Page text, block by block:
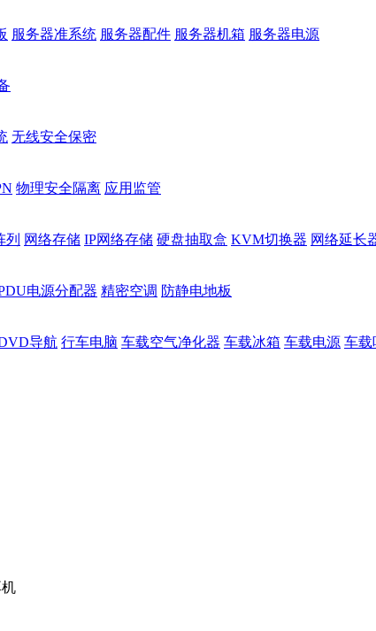
服务器准系统 服务器配件 服务器机箱 服务器电源
无线安全保密
物理安全隔离 应用监管
列 网络存储 IP网络存储 硬盘抽取盒 KVM切换器 网络延长
电源分配器 精密空调 防静电地板
导航 行车电脑 车载空气净化器 车载冰箱 车载电源 车载